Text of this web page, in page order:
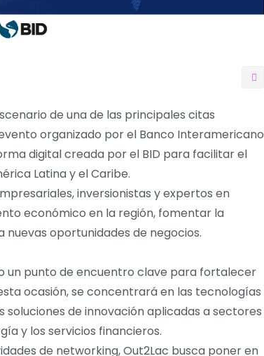
de una de las principales citas
organizado por el Banco Interamericano
digital creada por el BID para facilitar el
Latina y el Caribe.
inversionistas y expertos en
económico en la región, fomentar la
oportunidades de negocios.
un punto de encuentro clave para fortalecer
ocasión, se concentrará en las tecnologías
soluciones de innovación aplicadas a sectores
y los servicios financieros.
de networking, Out2Lac busca poner en